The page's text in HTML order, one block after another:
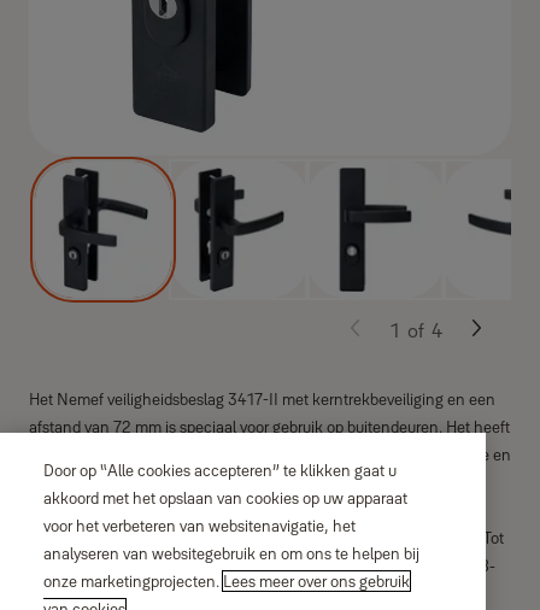
Het Nemef veiligheidsbeslag 3417-II met kerntrekbeveiliging en een
afstand van 72 mm is speciaal voor gebruik op buitendeuren. Het heeft
deurkrukken aan beide zijden en is voorzien van een hoogwaardige en
stijlvolle zwarte structuur afwerking. Het beslag is SKG***
gecertificeerd en hierdoor extra veilig. De lengte van de schilden
bedraagt 245mm en dekt hiermee bijna alle oude deurschilden af. Tot
slot is dit beslag geschikt voor montage op deuren met een dikte 38-
54mm, dus past dit in nagenoeg alle situaties.
1 of 4
Door op “Alle cookies accepteren” te klikken gaat u
akkoord met het opslaan van cookies op uw apparaat
voor het verbeteren van websitenavigatie, het
analyseren van websitegebruik en om ons te helpen bij
onze marketingprojecten. Lees meer over ons gebruik